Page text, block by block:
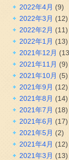
2022年4月 (9)
2022年3月 (12)
2022年2月 (11)
2022年1月 (13)
2021年12月
2021年11月 (9)
2021年10月 (5)
2021年9月 (12)
2021年8月 (14)
2021年7月 (18)
2021年6月 (17)
2021年5月 (2)
2021年4月 (12)
2021年3月 (13)